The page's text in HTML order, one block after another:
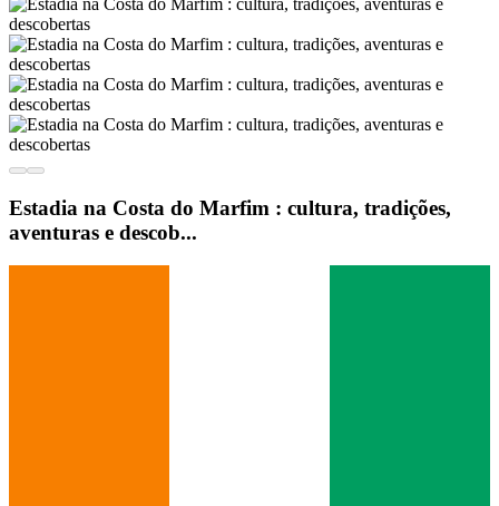
Estadia na Costa do Marfim : cultura, tradições,
aventuras e descob...